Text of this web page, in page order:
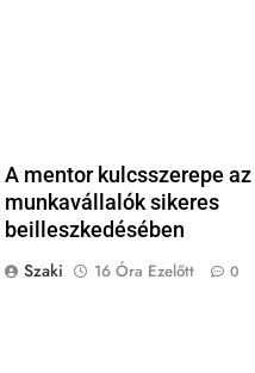
A mentor kulcsszerepe az
munkavállalók sikeres
beilleszkedésében
Szaki
16 Óra Ezelőtt 0